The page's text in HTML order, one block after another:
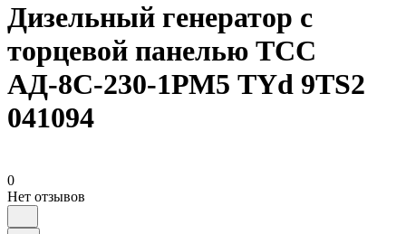
Дизельный генератор с
торцевой панелью ТСС
АД-8С-230-1РМ5 TYd 9TS2
041094
0
Нет отзывов